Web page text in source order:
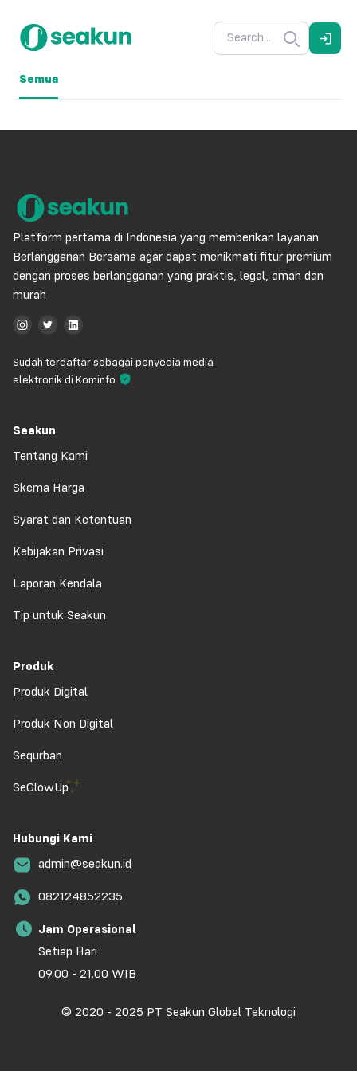
Semua
Platform pertama di Indonesia yang memberikan layanan
Berlangganan Bersama agar dapat menikmati fitur premium
dengan proses berlangganan yang praktis, legal, aman dan
murah
Sudah terdaftar sebagai penyedia media
elektronik di Kominfo
Seakun
Tentang Kami
Skema Harga
Syarat dan Ketentuan
Kebijakan Privasi
Laporan Kendala
Tip untuk Seakun
Produk
Produk Digital
Produk Non Digital
Sequrban
SeGlowUp
Hubungi Kami
admin@seakun.id
082124852235
Jam Operasional
Setiap Hari
09.00 - 21.00 WIB
© 2020 - 2025 PT Seakun Global Teknologi